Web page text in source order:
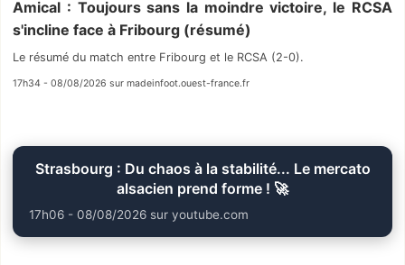
Amical : Toujours sans la moindre victoire, le RCSA
s'incline face à Fribourg (résumé)
Le résumé du match entre Fribourg et le RCSA (2-0).
17h34 - 08/08/2026 sur madeinfoot.ouest-france.fr
Strasbourg : Du chaos à la stabilité... Le mercato
alsacien prend forme ! 🚀
17h06 - 08/08/2026 sur youtube.com